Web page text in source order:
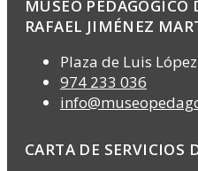
MUSEO PEDAGÓGICO
RAFAEL JIMÉNEZ
Plaza de Luis
974 233 036
CARTA DE SERVICIOS